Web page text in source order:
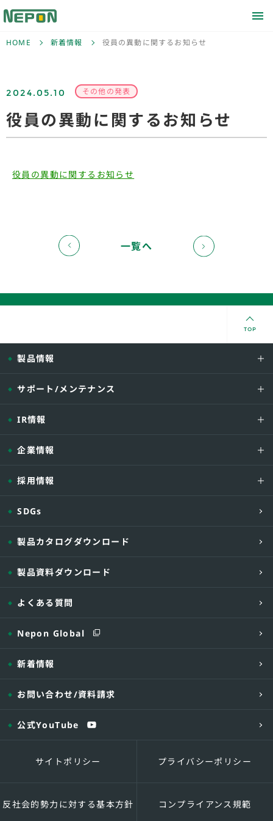
HOME 新着情報 役員の異動に関するお知らせ
2024.05.10 その他の発表
役員の異動に関するお知らせ
役員の異動に関するお知らせ
一覧へ
TOP
製品情報
サポート/メンテナンス
IR情報
企業情報
採用情報
SDGs
製品カタログダウンロード
製品資料ダウンロード
よくある質問
Nepon Global
新着情報
お問い合わせ/資料請求
公式YouTube
サイトポリシー プライバシーポリシー
反社会的勢力に対する基本方針 コンプライアンス規範